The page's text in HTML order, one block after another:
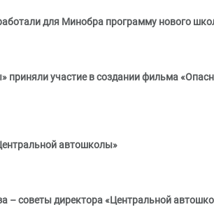
для Минобра программу нового
приняли участие в создании фильма
автошколы»
– советы директора «Центральной